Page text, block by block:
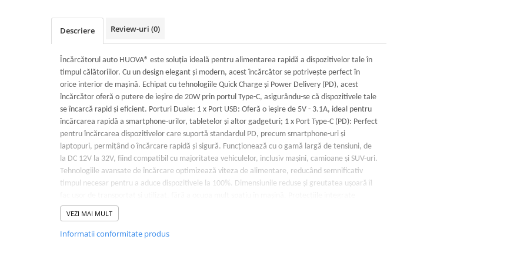
Solutii Curatare Exterior
Suprafete Plastic Exterior
Tratament Hidrofob
Electrice si Electronice Auto
Aspiratoare Auto
Carduri si Stick-uri de Memorie
Casti bluetooth
Incarcatoare Auto
Modulatoare FM si MP3 auto
Accesorii biciclete
Intretinere biciclete
Iluminare Auto
Descriere Review-uri (0)
Încărcătorul auto HUOVA® este soluția ideală pentru alimentarea rapidă a dispozitivelor tale în
timpul călătoriilor. Cu un design elegant și modern, acest încărcător se potrivește perfect în
orice interior de mașină. Echipat cu tehnologiile Quick Charge și Power Delivery (PD), acest
încărcător oferă o putere de ieșire de 20W prin portul Type-C, asigurându-se că dispozitivele tale
se încarcă rapid și eficient. Porturi Duale: 1 x Port USB: Oferă o ieșire de 5V - 3.1A, ideal pentru
încărcarea rapidă a smartphone-urilor, tabletelor și altor gadgeturi; 1 x Port Type-C (PD): Perfect
pentru încărcarea dispozitivelor care suportă standardul PD, precum smartphone-uri și
laptopuri, permițând o încărcare rapidă și sigură. Funcționează cu o gamă largă de tensiuni, de
la DC 12V la 32V, fiind compatibil cu majoritatea vehiculelor, inclusiv mașini, camioane și SUV-uri.
Tehnologiile avansate de încărcare optimizează viteza de alimentare, reducând semnificativ
timpul necesar pentru a aduce dispozitivele la 100%. Dimensiunile reduse și greutatea ușoară îl
împotriva supratensiunii, supracurentului și scurtcircuitului asigură o încărcare sigură pentru
toate dispozitivele tale.
Încărcătorul auto HUOVA® este partenerul perfect pentru călătoriile tale, oferind o experiență
VEZI MAI MULT
Informatii conformitate produs